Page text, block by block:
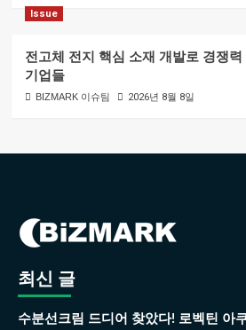
Issue
전고체 전지 핵심 소재 개발로 경쟁
기업들
BIZMARK 이슈팀 2026년 8월 8일
최신 글
수분선크림 드디어 찾았다! 로벡틴 아